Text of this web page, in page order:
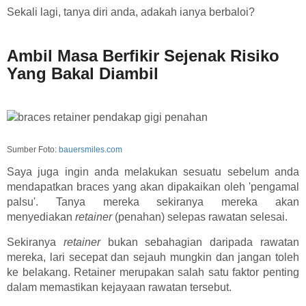
Sekali lagi, tanya diri anda, adakah ianya berbaloi?
Ambil Masa Berfikir Sejenak Risiko
Yang Bakal Diambil
Sumber Foto: bauersmiles.com
Saya juga ingin anda melakukan sesuatu sebelum anda
mendapatkan braces yang akan dipakaikan oleh 'pengamal
palsu'. Tanya mereka sekiranya mereka akan
menyediakan retainer(penahan) selepas rawatan selesai.
Sekiranya retainerbukan sebahagian daripada rawatan
mereka, lari secepat dan sejauh mungkin dan jangan toleh
ke belakang. Retainer merupakan salah satu faktor penting
dalam memastikan kejayaan rawatan tersebut.